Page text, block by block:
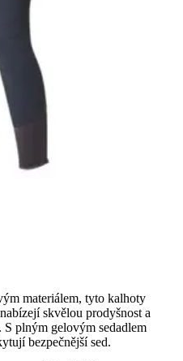
materiálem, tyto kalhoty
skvělou prodyšnost a
plným gelovým sedadlem
bezpečnější sed.